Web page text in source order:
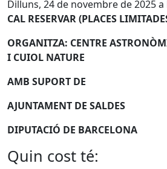
Dilluns, 24 de novembre de 2025 a
CAL RESERVAR (PLACES
ORGANITZA: CENTRE
I CUIOL NATURE
AMB SUPORT DE
AJUNTAMENT DE SALDES
DIPUTACIÓ DE BARCELONA
Quin cost té: